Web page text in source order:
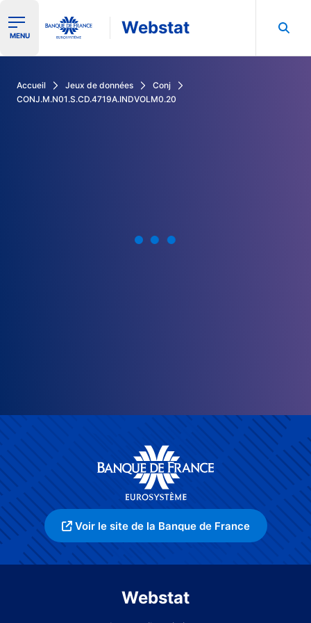
Ouvrir le menu de navigation
MENU Webstat
Accueil Jeux de données
Conj
CONJ.M.N01.S.CD.4719A.INDVOLM0.20
Voir le site de la Banque de France
Webstat